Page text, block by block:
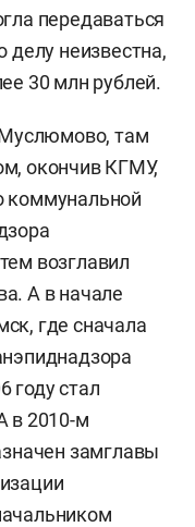
передаваться
делу неизвестна,
30 млн рублей.
там
окончив КГМУ,
коммунальной
возглавил
А в начале
где сначала
году стал
в 2010-м
замглавы